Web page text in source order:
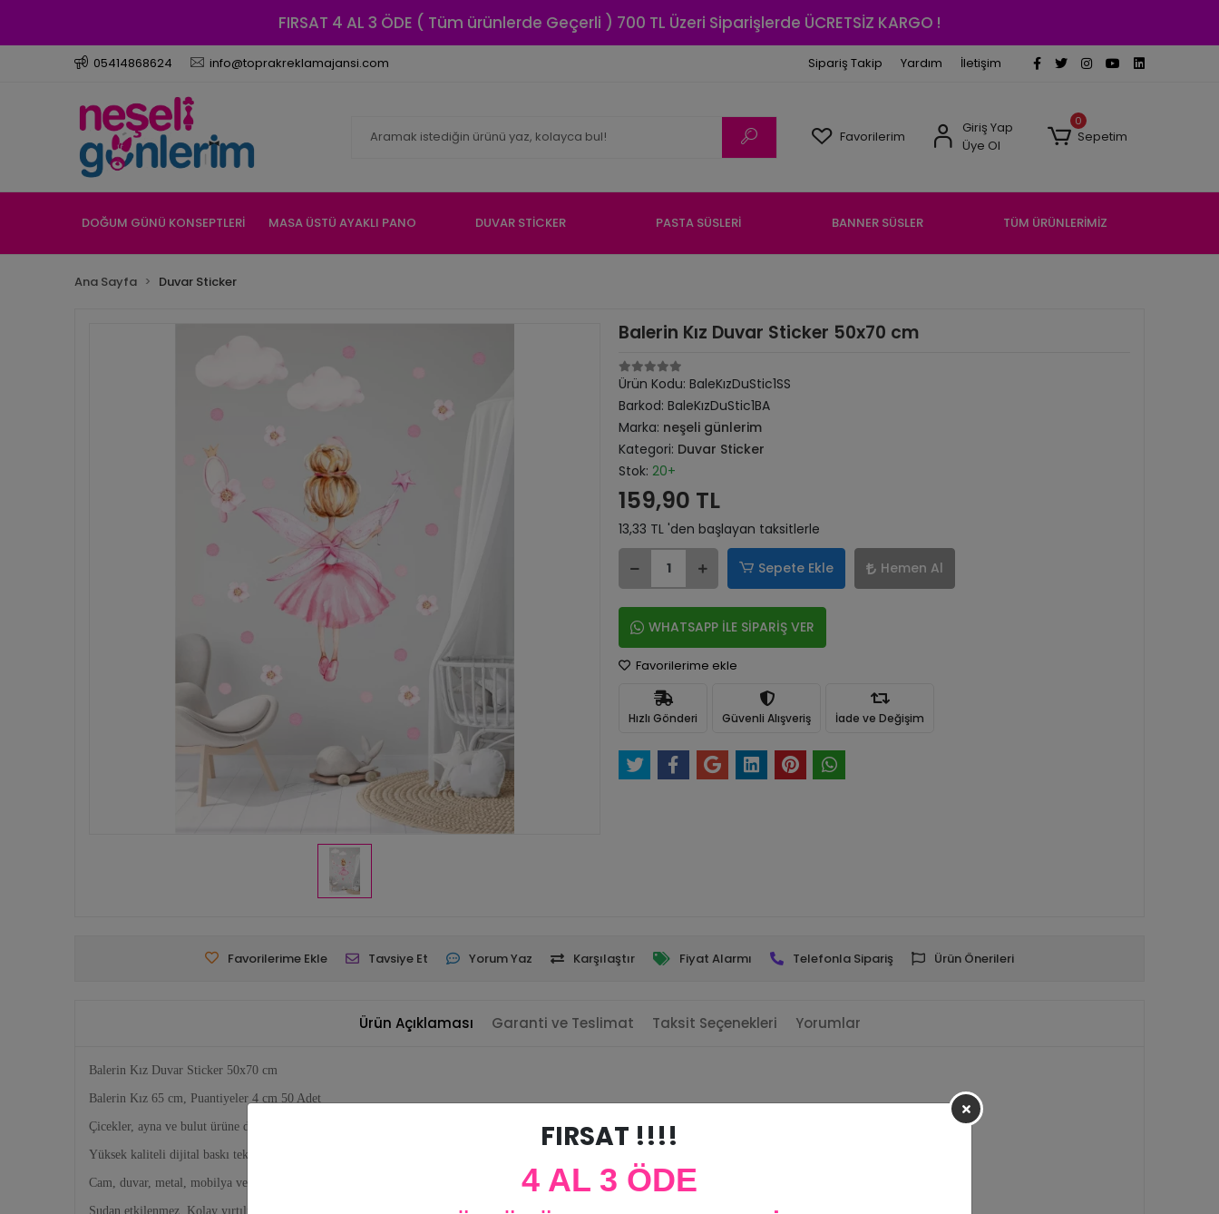
FIRSAT 4 AL 3 ÖDE ( Tüm ürünlerde Geçerli ) 700 TL Üzeri Siparişlerde ÜCRETSİZ KARGO !
05414868624 info@toprakreklamajansi.com Sipariş Takip Yardım İletişim
Favorilerim
Giriş Yap
Üye Ol
0
Sepetim
DOĞUM GÜNÜ KONSEPTLERİ MASA ÜSTÜ AYAKLI PANO DUVAR STİCKER PASTA SÜSLERİ BANNER SÜSLER TÜM ÜRÜNLERİMİZ
Ana Sayfa Duvar Sticker
Balerin Kız Duvar Sticker 50x70 cm
Ürün Kodu: BaleKızDuStic1SS
Barkod: BaleKızDuStic1BA
Marka: neşeli günlerim
Kategori: Duvar Sticker
Stok: 20+
159,90 TL
13,33 TL 'den başlayan taksitlerle
Sepete Ekle Hemen Al
WHATSAPP İLE SİPARİŞ VER
Favorilerime ekle
Hızlı Gönderi Güvenli Alışveriş İade ve Değişim
Favorilerime Ekle Tavsiye Et Yorum Yaz Karşılaştır Fiyat Alarmı Telefonla Sipariş Ürün Önerileri
Ürün Açıklaması Garanti ve Teslimat Taksit Seçenekleri Yorumlar
Balerin Kız Duvar Sticker 50x70 cm
Balerin Kız 65 cm, Puantiyeler 4 cm 50 Adet
Çicekler, ayna ve bulut ürüne dahildir.
Yüksek kaliteli dijital baskı tekniği ile basılmaktadır.
Cam, duvar, metal, mobilya ve tüm düz zeminlere rahatça yapıştırılabilir.
Sudan etkilenmez, Kolay yırtılmaz
FIRSAT !!!!
4 AL 3 ÖDE